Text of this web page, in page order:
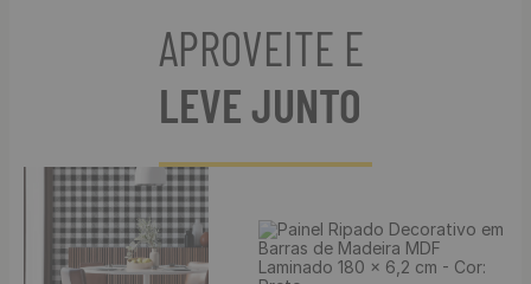
APROVEITE E
LEVE JUNTO